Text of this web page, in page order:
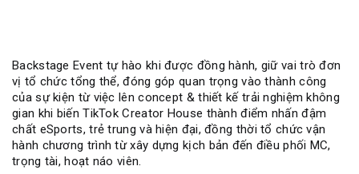
Backstage Event tự hào khi được đồng hành, giữ vai trò đơn
vị tổ chức tổng thể, đóng góp quan trọng vào thành công
của sự kiện từ việc lên concept & thiết kế trải nghiệm không
gian khi biến TikTok Creator House thành điểm nhấn đậm
chất eSports, trẻ trung và hiện đại, đồng thời tổ chức vận
hành chương trình từ xây dựng kịch bản đến điều phối MC,
trọng tài, hoạt náo viên.